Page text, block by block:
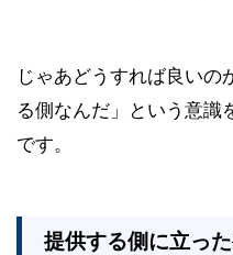
じゃあどうすれば良いの
る側なんだ」という意識
です。
提供する側に立っ